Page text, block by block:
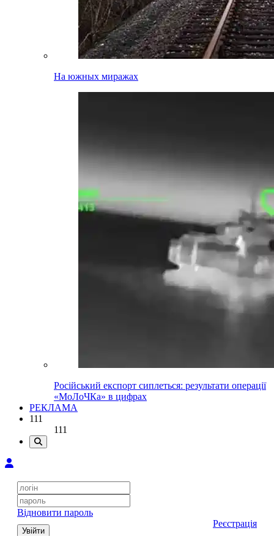
На южных миражах
Російський експорт сиплеться: результати операції
«МоЛоЧКа» в цифрах
РЕКЛАМА
111
111
Відновити пароль
Увійти
Реєстрація